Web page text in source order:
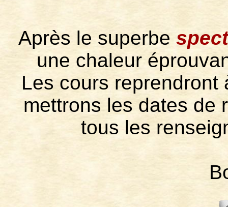
Après le superbe
une chaleur
Les cours reprendront
mettrons les dates de
tous les